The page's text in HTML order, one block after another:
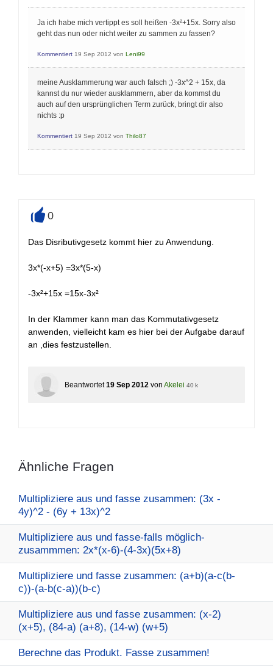
Ja ich habe mich vertippt es soll heißen -3x²+15x. Sorry also
geht das nun oder nicht weiter zu sammen zu fassen?
Kommentiert 19 Sep 2012 von Leni99
meine Ausklammerung war auch falsch ;) -3x^2 + 15x, da
kannst du nur wieder ausklammern, aber da kommst du
auch auf den ursprünglichen Term zurück, bringt dir also
nichts :p
Kommentiert 19 Sep 2012 von Thilo87
0
Das Disributivgesetz kommt hier zu Anwendung.
3x*(-x+5) =3x*(5-x)
-3x²+15x =15x-3x²
In der Klammer kann man das Kommutativgesetz
anwenden, vielleicht kam es hier bei der Aufgabe darauf
an ,dies festzustellen.
Beantwortet 19 Sep 2012 von Akelei 40 k
Ähnliche Fragen
Multipliziere aus und fasse zusammen: (3x -
4y)^2 - (6y + 13x)^2
Multipliziere aus und fasse-falls möglich-
zusammmen: 2x*(x-6)-(4-3x)(5x+8)
Multipliziere und fasse zusammen: (a+b)(a-c(b-
c))-(a-b(c-a))(b-c)
Multipliziere aus und fasse zusammen: (x-2)
(x+5), (84-a) (a+8), (14-w) (w+5)
Berechne das Produkt. Fasse zusammen!